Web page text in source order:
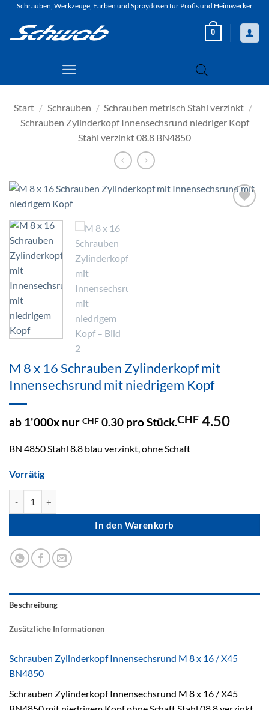
Zum
springen
Schrauben, Werkzeuge, Farben und Spraydosen für Profis und Heimwerker
0
Start / Schrauben / Schrauben metrisch Stahl verzinkt /
Schrauben Zylinderkopf Innensechsrund niedriger Kopf
Stahl verzinkt 08.8 BN4850
M 8 x 16 Schrauben Zylinderkopf mit
Innensechsrund mit niedrigem Kopf
ab 1'000x nur CHF 0.30 pro Stück.CHF 4.50
BN 4850 Stahl 8.8 blau verzinkt, ohne Schaft
Vorrätig
M 8 x 16 Schrauben Zylinderkopf mit Innensechsrund mit
In den Warenkorb
Beschreibung
Zusätzliche Informationen
Schrauben Zylinderkopf Innensechsrund M 8 x 16 / X45
BN4850
Schrauben Zylinderkopf Innensechsrund M 8 x 16 / X45